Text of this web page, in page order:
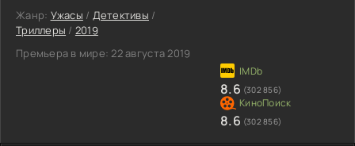
Жанр: Ужасы / Детективы /
Триллеры / 2019
Премьера в мире: 22 августа 2019
8.6 (302 856)
8.6 (302 856)